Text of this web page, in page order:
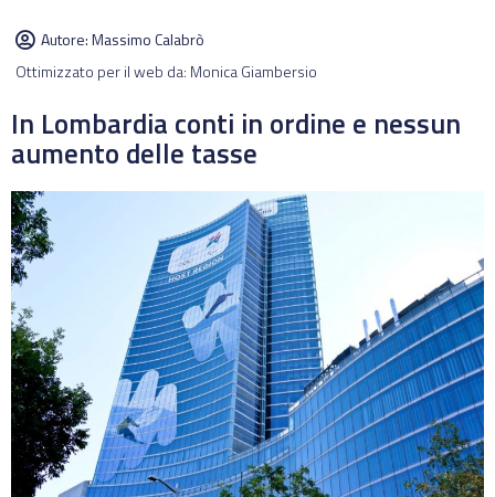
Autore:Massimo Calabrò
Ottimizzato per il web da: Monica Giambersio
In Lombardia conti in ordine e nessun
aumento delle tasse